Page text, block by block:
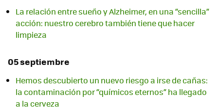
La relación entre sueño y Alzheimer, en una “sencilla”
acción: nuestro cerebro también tiene que hacer
limpieza
05 septiembre
Hemos descubierto un nuevo riesgo a irse de cañas:
la contaminación por “químicos eternos” ha llegado
a la cerveza